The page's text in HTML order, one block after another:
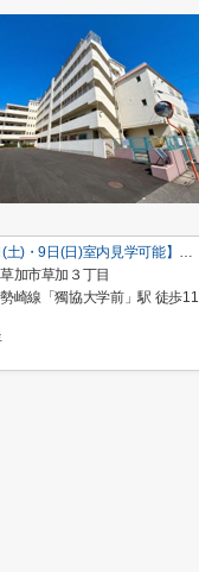
【8日(土)・9日(日)室内見学可能】コープ松原
加市草加３丁目
崎線「獨協大学前」駅 徒歩11